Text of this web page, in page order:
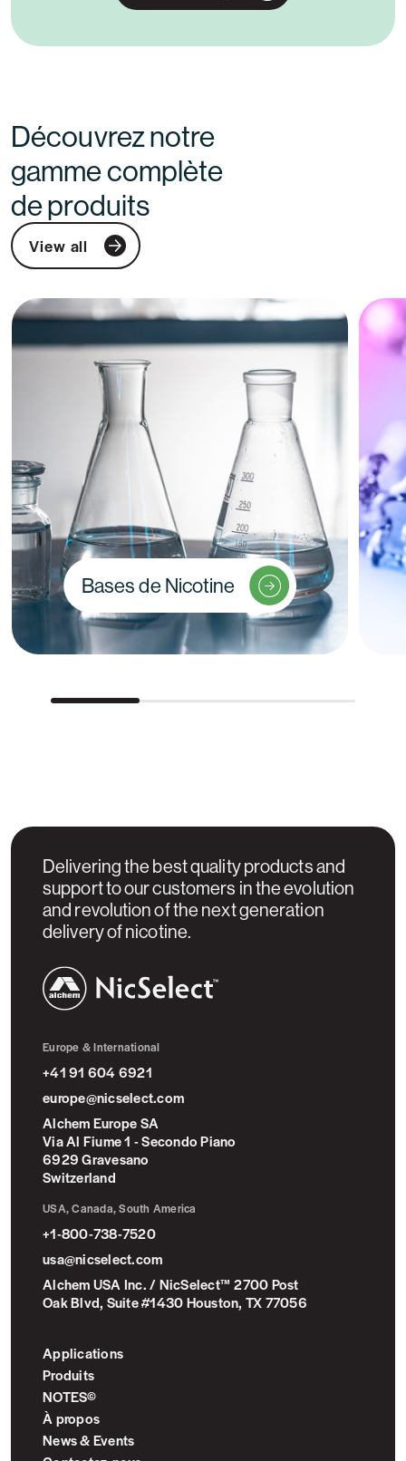
Découvrez notre
gamme complète
de produits
View all
Bases de Nicotine
Delivering the best quality products and
support to our customers in the evolution
and revolution of the next generation
delivery of nicotine.
Europe & International
+41 91 604 6921
europe@nicselect.com
Alchem Europe SA
Via Al Fiume 1 - Secondo Piano
6929 Gravesano
Switzerland
USA, Canada, South America
+1-800-738-7520
usa@nicselect.com
Alchem USA Inc. / NicSelect™ 2700 Post
Oak Blvd, Suite #1430 Houston, TX 77056
Applications
Produits
NOTES©
À propos
News & Events